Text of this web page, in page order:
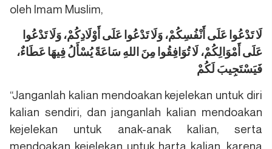
oleh Imam Muslim,
لَا تَدْعُوا عَلَى أَنْفُسِكُمْ، وَلَا تَدْعُوا عَلَى أَوْلَادِكُمْ، وَلَا تَدْعُوا
عَلَى أَمْوَالِكُمْ، لَا تُوَافِقُوا مِنَ اللهِ سَاعَةً يُسْأَلُ فِيهَا عَطَاءٌ،
فَيَسْتَجِيبَ لَكُمْ
“Janganlah kalian mendoakan kejelekan untuk diri
kalian sendiri, dan janganlah kalian mendoakan
kejelekan untuk anak-anak kalian, serta
mendoakan kejelekan untuk harta kalian, karena